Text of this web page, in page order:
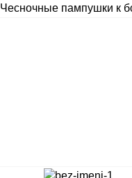
Чесночные пампушки к